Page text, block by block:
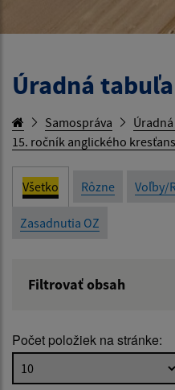
Úradná tabuľa
Samospráva
15. ročník anglického
Všetko Rôzne Voľby/
Zasadnutia OZ
Filtrovať obsah
Popis:
Počet položiek na stránke: